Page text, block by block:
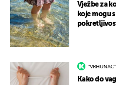
Vježbe za
koje mogu
Kako do